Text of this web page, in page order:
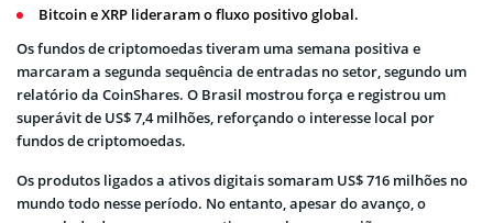
Bitcoin e XRP lideraram o fluxo positivo global.
Os fundos de criptomoedas tiveram uma semana positiva e
marcaram a segunda sequência de entradas no setor, segundo um
relatório da CoinShares. O Brasil mostrou força e registrou um
superávit de US$ 7,4 milhões, reforçando o interesse local por
fundos de criptomoedas.
Os produtos ligados a ativos digitais somaram US$ 716 milhões no
mundo todo nesse período. No entanto, apesar do avanço, o